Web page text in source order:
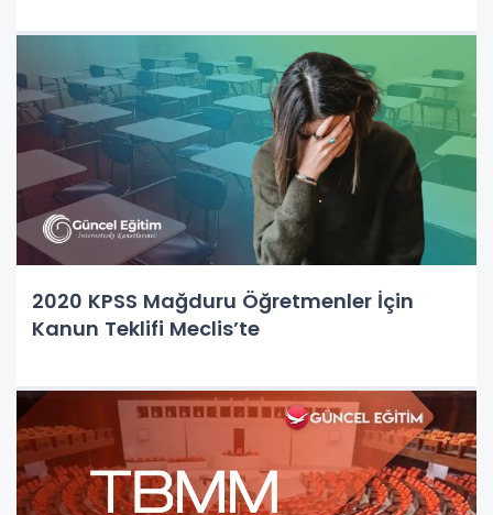
2020 KPSS Mağduru Öğretmenler İçin
Kanun Teklifi Meclis’te